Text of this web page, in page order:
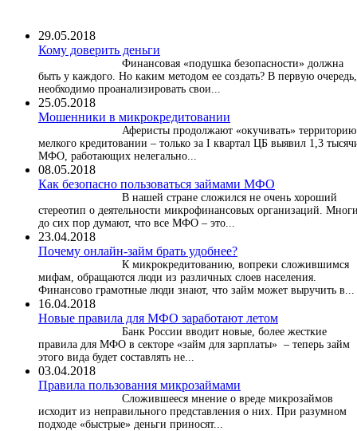
29.05.2018
Кому доверить деньги
Финансовая «подушка безопасности» должна
быть у каждого. Но каким методом ее создать? В первую очередь,
необходимо проанализировать свои...
25.05.2018
Мошенники в микрокредитовании
Аферисты продолжают «окучивать» территорию
мелкого кредитовании – только за I квартал ЦБ выявил 1,3
МФО, работающих нелегально...
08.05.2018
Как безопасно пользоваться займами МФО
В нашей стране сложился не очень хороший
стереотип о деятельности микрофинансовых организаций.
до сих пор думают, что все МФО – это...
23.04.2018
Почему онлайн-займ брать удобнее?
К микрокредитованию, вопреки сложившимся
мифам, обращаются люди из различных слоев населения.
Финансово грамотные люди знают, что займ может выручить в...
16.04.2018
Новые правила для МФО заработают летом
Банк России вводит новые, более жесткие
правила для МФО в секторе «займ для зарплаты» – теперь займ
этого вида будет составлять не...
03.04.2018
​Правила пользования микрозаймами
Сложившееся мнение о вреде микрозаймов
исходит из неправильного представления о них. При разумном
подходе «быстрые» деньги приносят...